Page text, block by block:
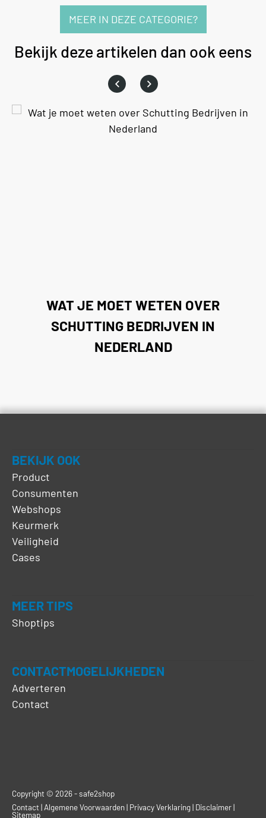
MEER IN DEZE CATEGORIE?
Bekijk deze artikelen dan ook eens
WAT JE MOET WETEN OVER
SCHUTTING BEDRIJVEN IN
NEDERLAND
BEKIJK OOK
Product
Consumenten
Webshops
Keurmerk
Veiligheid
Cases
MEER TIPS
Shoptips
CONTACTMOGELIJKHEDEN
Adverteren
Contact
Copyright © 2026 - safe2shop
Contact | Algemene Voorwaarden| Privacy Verklaring| Disclaimer|
Sitemap